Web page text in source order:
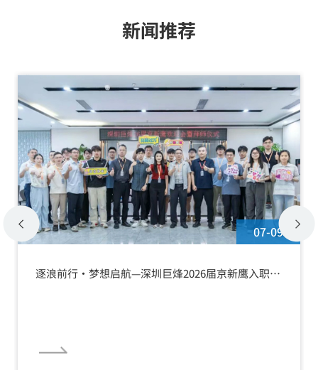
新闻推荐
07-09
逐浪前行·梦想启航—深圳巨烽2026届京新鹰入职欢